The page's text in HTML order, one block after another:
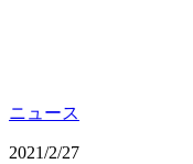
ニュース
2021/2/27